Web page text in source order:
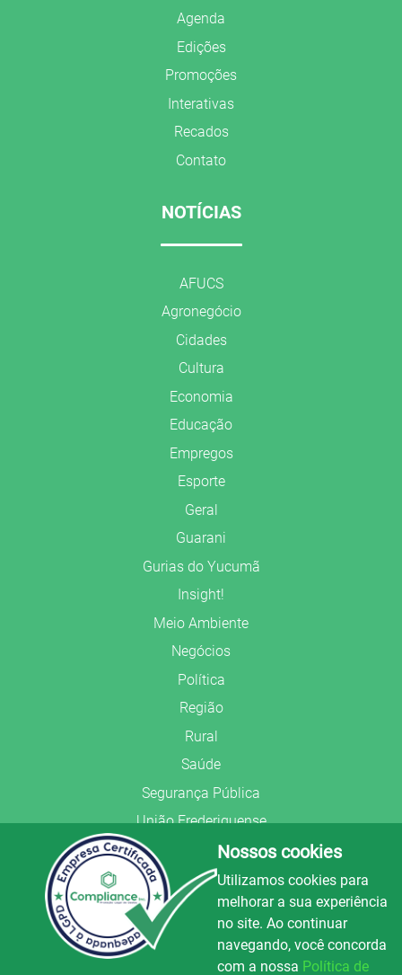
Agenda
Edições
Promoções
Interativas
Recados
Contato
NOTÍCIAS
AFUCS
Agronegócio
Cidades
Cultura
Economia
Educação
Empregos
Esporte
Geral
Guarani
Gurias do Yucumã
Insight!
Meio Ambiente
Negócios
Política
Região
Rural
Saúde
Segurança Pública
União Frederiquense
© Copyright 2022.LA+.
Todos os direitos reservados.
Nossos cookies
Utilizamos cookies para
melhorar a sua experiência
no site. Ao continuar
navegando, você concorda
com a nossa Política de